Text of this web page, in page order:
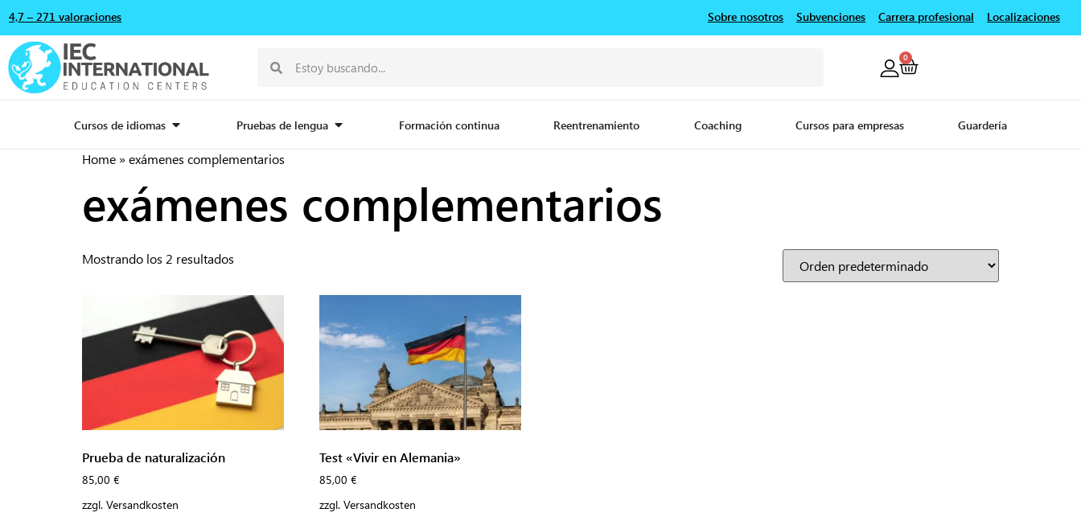
4,7 – 271 valoraciones Sobre nosotros Subvenciones Carrera profesional Localizaciones
0
Cursos de idiomas Pruebas de lengua Formación continua Reentrenamiento Coaching Cursos para empresas Guardería
Home »exámenes complementarios
exámenes complementarios
Mostrando los 2 resultados
Prueba de naturalización
85,00 €
zzgl. Versandkosten
Test «Vivir en Alemania»
85,00 €
zzgl. Versandkosten